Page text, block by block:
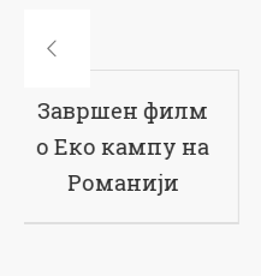
ИЗВЈЕШТАЈ О
РЕАЛИЗАЦИЈИ
ЕКО КАМПА